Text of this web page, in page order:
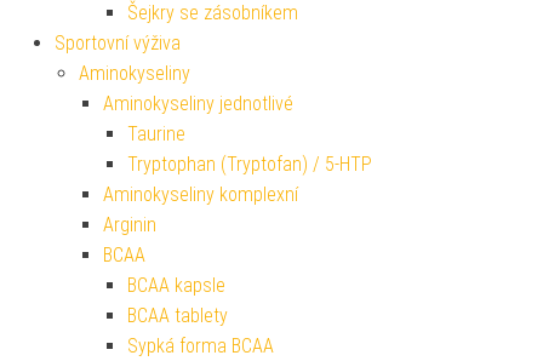
Šejkry se zásobníkem
Sportovní výživa
Aminokyseliny
Aminokyseliny jednotlivé
Taurine
Tryptophan (Tryptofan) / 5-HTP
Aminokyseliny komplexní
Arginin
BCAA
BCAA kapsle
BCAA tablety
Sypká forma BCAA